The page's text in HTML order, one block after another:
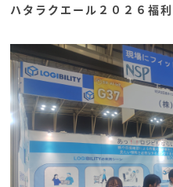
ハタラクエール２０２６福